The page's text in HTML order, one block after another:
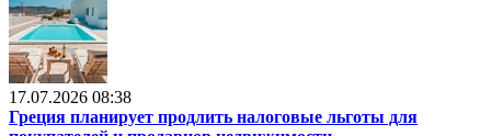
17.07.2026 08:38
Греция планирует продлить налоговые льготы для